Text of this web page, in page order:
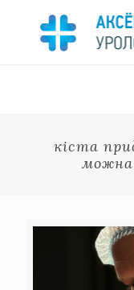
кіста
можна